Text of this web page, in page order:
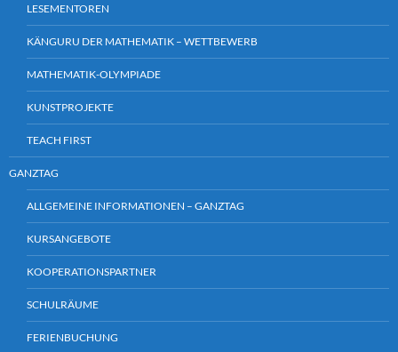
LESEMENTOREN
KÄNGURU DER MATHEMATIK – WETTBEWERB
MATHEMATIK-OLYMPIADE
KUNSTPROJEKTE
TEACH FIRST
GANZTAG
ALLGEMEINE INFORMATIONEN – GANZTAG
KURSANGEBOTE
KOOPERATIONSPARTNER
SCHULRÄUME
FERIENBUCHUNG